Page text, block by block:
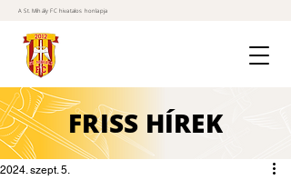
A St. Mihály FC hivatalos honlapja
FRISS HÍREK
2024. szept. 5.